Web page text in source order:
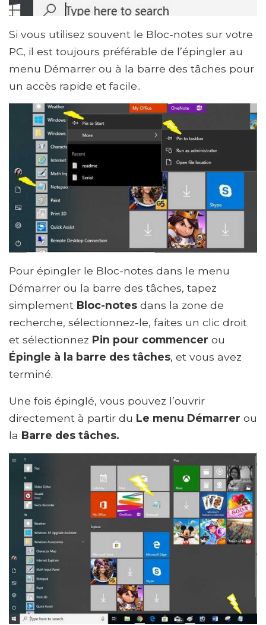
Si vous utilisez souvent le Bloc-notes sur votre
PC, il est toujours préférable de l’épingler au
menu Démarrer ou à la barre des tâches pour
un accès rapide et facile..
Pour épingler le Bloc-notes dans le menu
Démarrer ou la barre des tâches, tapez
simplement Bloc-notes dans la zone de
recherche, sélectionnez-le, faites un clic droit
et sélectionnez Pin pour commencer ou
Épingle à la barre des tâches, et vous avez
terminé.
Une fois épinglé, vous pouvez l’ouvrir
directement à partir du Le menu Démarrer ou
la Barre des tâches.